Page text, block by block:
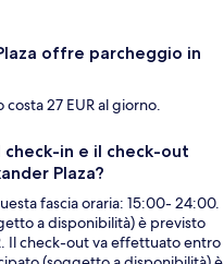
offre parcheggio in
27 EUR al giorno.
in e il check-out
Plaza?
fascia oraria: 15:00- 24:00.
a disponibilità) è previsto
Il check-out va effettuato entro